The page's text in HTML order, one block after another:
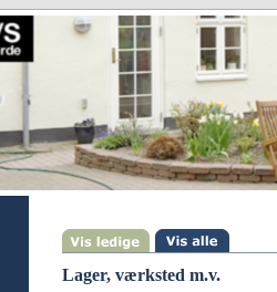
Lager, værksted m.v.